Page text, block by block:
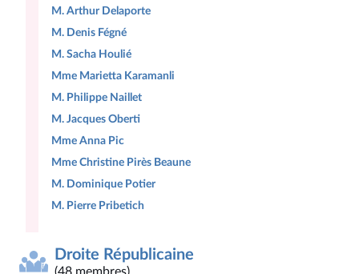
M. Arthur Delaporte
M. Denis Fégné
M. Sacha Houlié
Mme Marietta Karamanli
M. Philippe Naillet
M. Jacques Oberti
Mme Anna Pic
Mme Christine Pirès Beaune
M. Dominique Potier
M. Pierre Pribetich
Droite Républicaine